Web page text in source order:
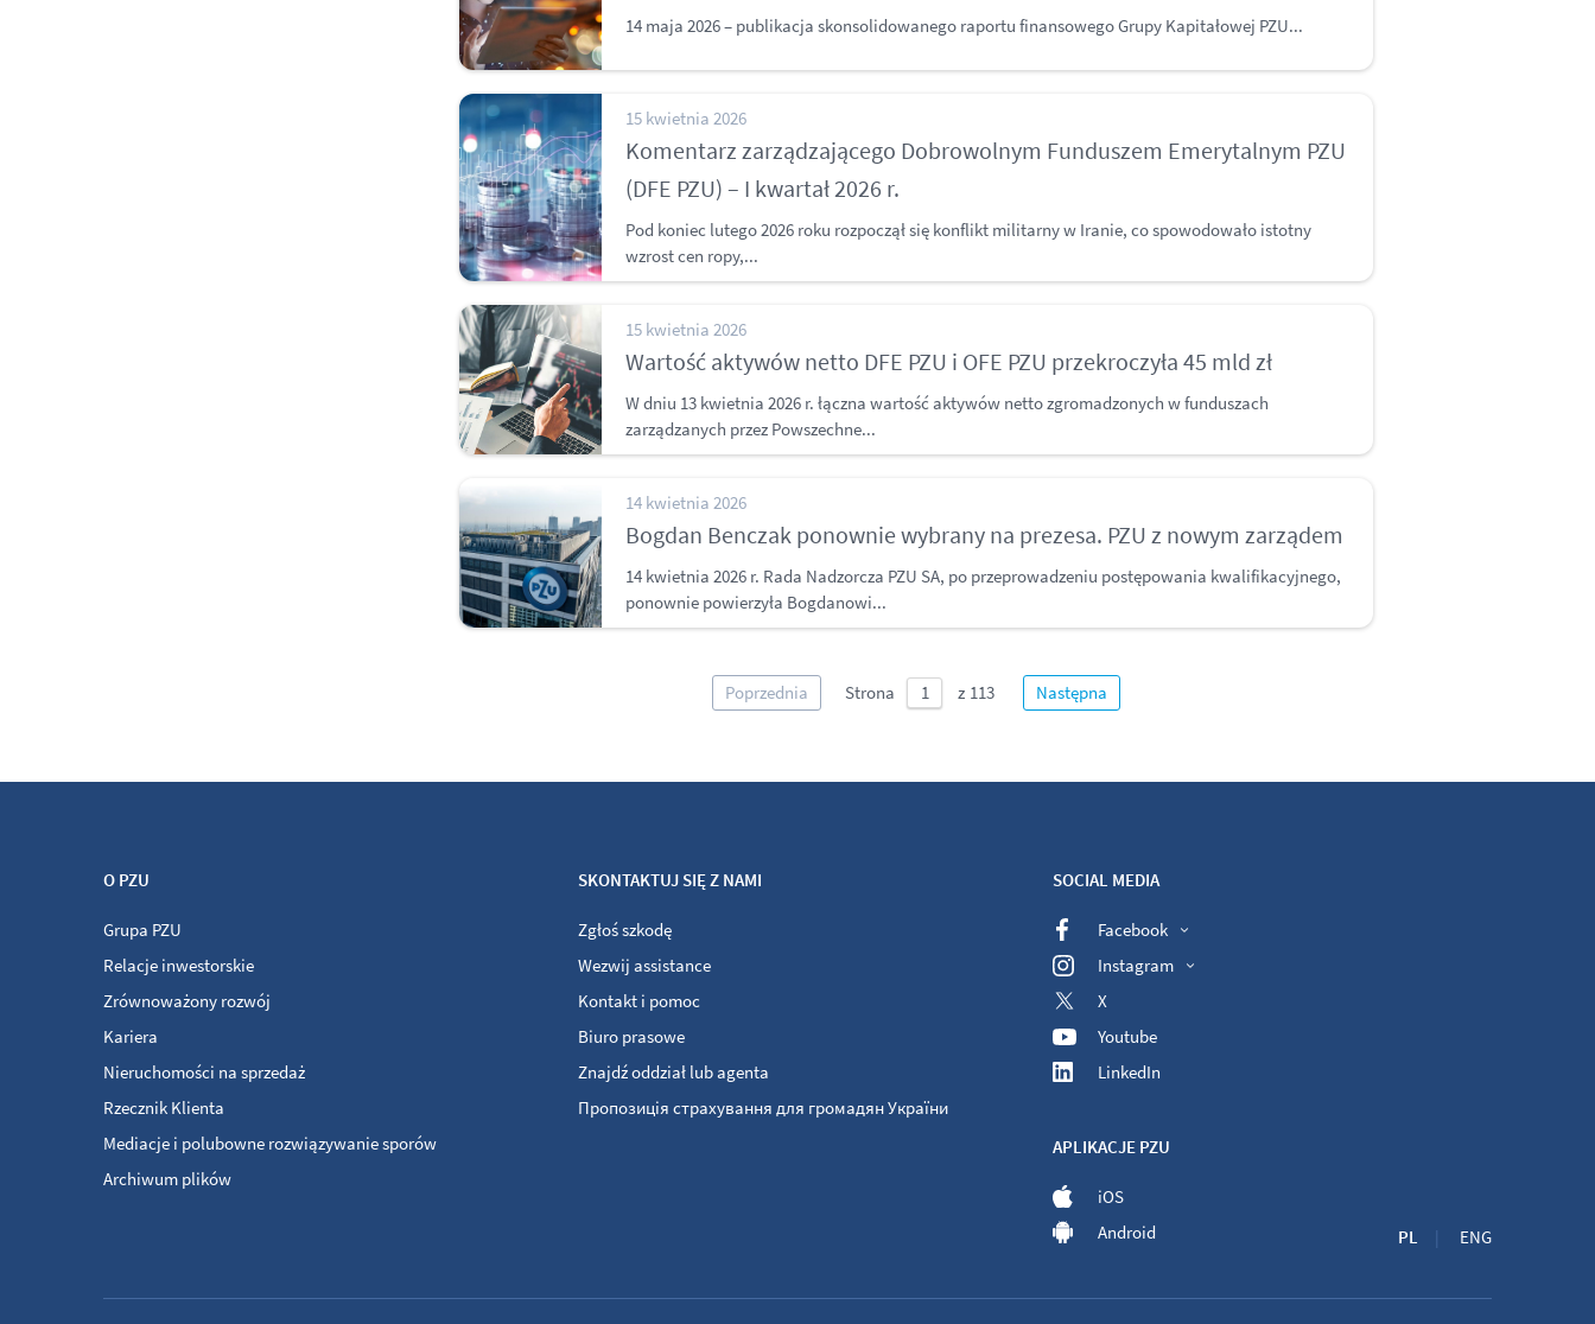
14 maja 2026 – publikacja skonsolidowanego raportu finansowego Grupy Kapitałowej PZU...
15 kwietnia 2026
Komentarz zarządzającego Dobrowolnym Funduszem Emerytalnym PZU
(DFE PZU) – I kwartał 2026 r.
Pod koniec lutego 2026 roku rozpoczął się konflikt militarny w Iranie, co spowodowało istotny
wzrost cen ropy,...
15 kwietnia 2026
Wartość aktywów netto DFE PZU i OFE PZU przekroczyła 45 mld zł
W dniu 13 kwietnia 2026 r. łączna wartość aktywów netto zgromadzonych w funduszach
zarządzanych przez Powszechne...
14 kwietnia 2026
Bogdan Benczak ponownie wybrany na prezesa. PZU z nowym zarządem
14 kwietnia 2026 r. Rada Nadzorcza PZU SA, po przeprowadzeniu postępowania kwalifikacyjnego,
ponownie powierzyła Bogdanowi...
Strona
Poprzednia Następna
O PZU
Grupa PZU
Relacje inwestorskie
Zrównoważony rozwój
Kariera
Nieruchomości na sprzedaż
Rzecznik Klienta
Mediacje i polubowne rozwiązywanie sporów
Archiwum plików
SKONTAKTUJ SIĘ Z NAMI
Zgłoś szkodę
Wezwij assistance
Kontakt i pomoc
Biuro prasowe
Znajdź oddział lub agenta
Пропозиція страхування для громадян України
SOCIAL MEDIA
Facebook
Instagram
X
Youtube
LinkedIn
APLIKACJE PZU
iOS
Android
PL ENG